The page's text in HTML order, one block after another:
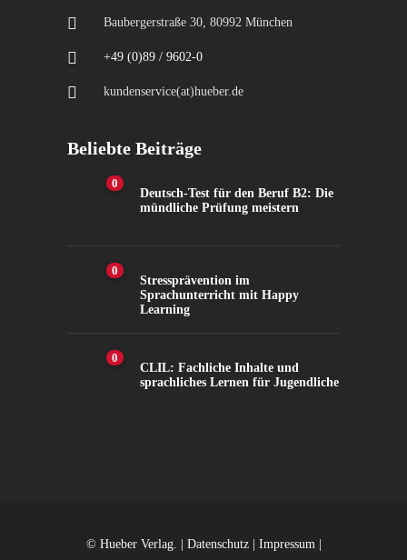
Baubergerstraße 30, 80992 München
+49 (0)89 / 9602-0
kundenservice(at)hueber.de
Beliebte Beiträge
0
Deutsch-Test für den Beruf B2: Die
mündliche Prüfung meistern
0
Stressprävention im
Sprachunterricht mit Happy
Learning
0
CLIL: Fachliche Inhalte und
sprachliches Lernen für Jugendliche
© Hueber Verlag. | Datenschutz| Impressum|